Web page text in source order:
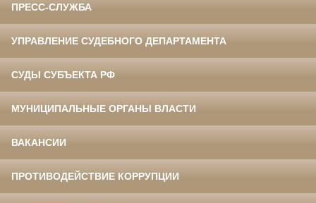
ПРЕСС-СЛУЖБА
УПРАВЛЕНИЕ СУДЕБНОГО ДЕПАРТАМЕНТА
СУДЫ СУБЪЕКТА РФ
МУНИЦИПАЛЬНЫЕ ОРГАНЫ ВЛАСТИ
ВАКАНСИИ
ПРОТИВОДЕЙСТВИЕ КОРРУПЦИИ